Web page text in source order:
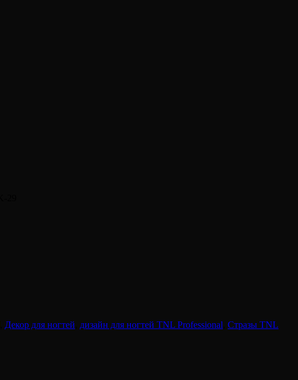
Декор для ногтей дизайн для ногтей TNL Professional Стразы TNL